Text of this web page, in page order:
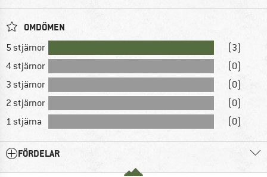
OMDÖMEN
5 stjärnor
(3)
4 stjärnor
(0)
3 stjärnor
(0)
2 stjärnor
(0)
1 stjärna
(0)
FÖRDELAR